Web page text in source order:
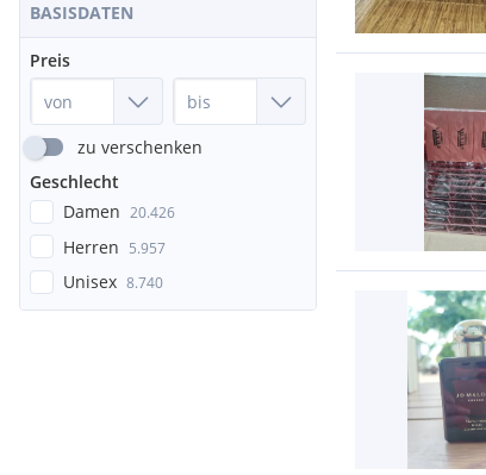
BASISDATEN
Preis
zu verschenken
Geschlecht
Damen 20.426
Herren 5.957
Unisex 8.740